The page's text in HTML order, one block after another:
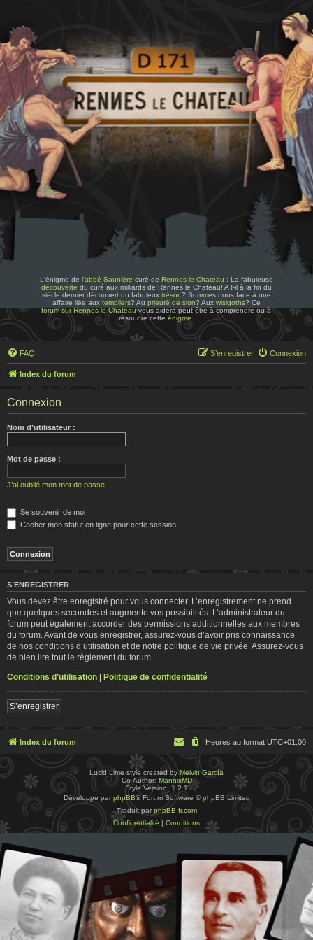
L'énigme de l'abbé Saunière curé de Rennes le Chateau : La fabuleuse
découverte du curé aux milliards de Rennes le Chateau! A t-il à la fin du
siècle dernier découvert un fabuleux trésor? Sommes nous face à une
affaire liée aux templiers? Au prieuré de sion? Aux wisigoths? Ce
forum sur Rennes le Chateauvous aidera peut-être à comprendre ou à
résoudre cetteénigme
FAQ Connexion
S’enregistrer
Index du forum
Connexion
Nom d’utilisateur :
Mot de passe :
J’ai oublié mon mot de passe
Se souvenir de moi
Cacher mon statut en ligne pour cette session
S’ENREGISTRER
Vous devez être enregistré pour vous connecter. L’enregistrement ne prend
que quelques secondes et augmente vos possibilités. L’administrateur du
forum peut également accorder des permissions additionnelles aux membres
du forum. Avant de vous enregistrer, assurez-vous d’avoir pris connaissance
de nos conditions d’utilisation et de notre politique de vie privée. Assurez-vous
de bien lire tout le règlement du forum.
Conditions d’utilisation | Politique de confidentialité
S’enregistrer
Index du forum Heures au format UTC+01:00
Lucid Lime style created byMelvin García
Co-Author: MannixMD
Style Version: 1.2.1
Développé par phpBB® Forum Software © phpBB Limited
Traduit parphpBB-fr.com
Confidentialité | Conditions